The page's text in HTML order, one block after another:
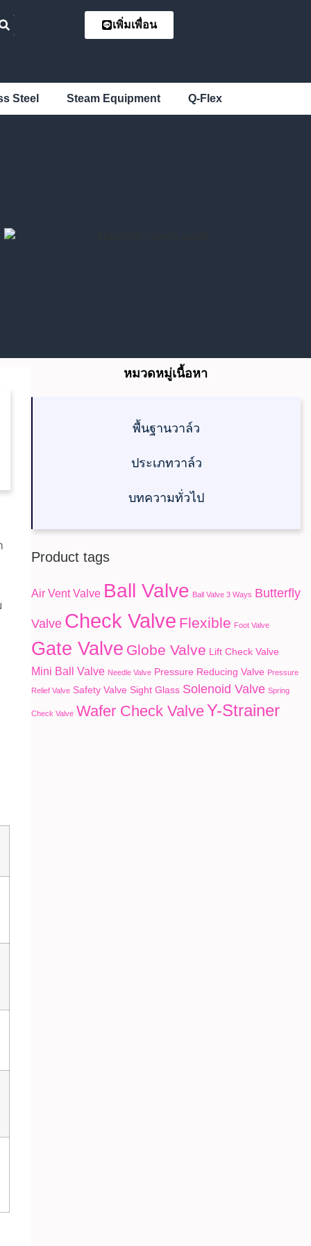
เพิ่มเพื่อน
Steel Steam Equipment Q-Flex
หมวดหมู่เนื้อหา
พื้นฐานวาล์ว
ประเภทวาล์ว
บทความทั่วไป
Product tags
Air Vent Valve Ball Valve Ball Valve 3 Ways Butterfly
Valve Check Valve Flexible Foot Valve
Gate Valve Globe Valve Lift Check Valve
Mini Ball Valve Needle Valve Pressure Reducing Valve Pressure
Relief Valve Safety Valve Sight Glass Solenoid Valve Spring
Check Valve Wafer Check ValveY-Strainer